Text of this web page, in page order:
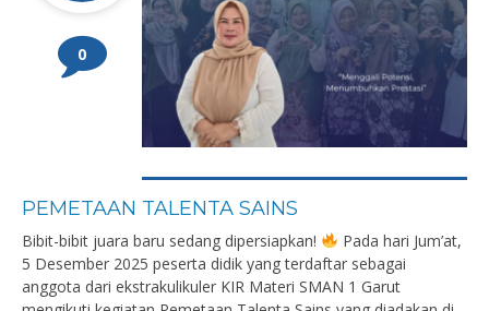
0
PEMETAAN TALENTA SAINS
Bibit-bibit juara baru sedang dipersiapkan!
Pada hari Jum’at,
5 Desember 2025 peserta didik yang terdaftar sebagai
anggota dari ekstrakulikuler KIR Materi SMAN 1 Garut